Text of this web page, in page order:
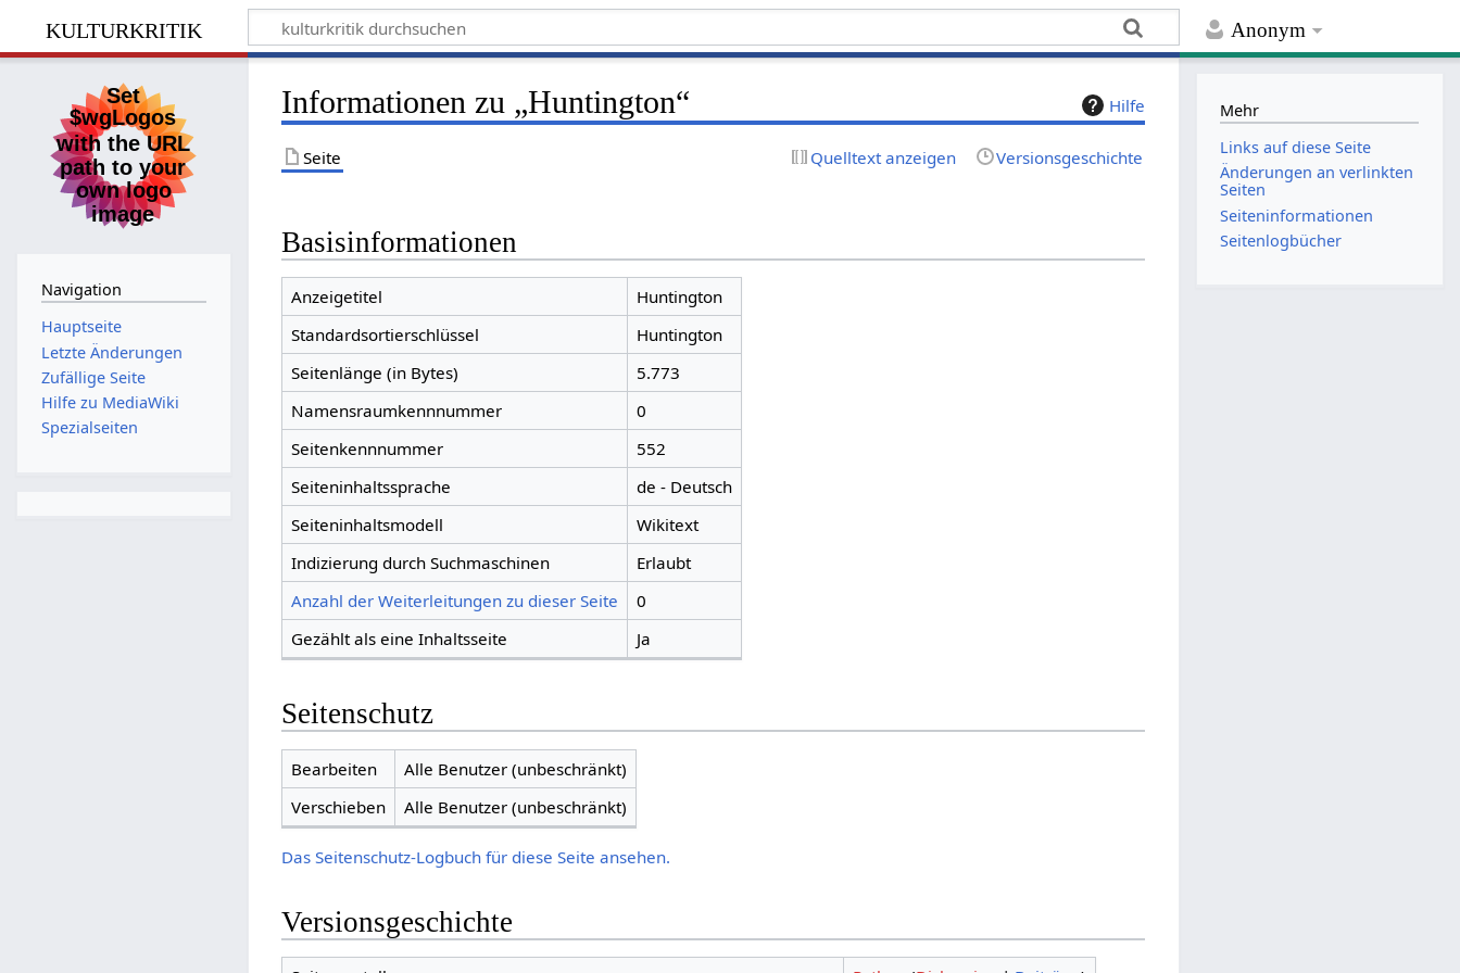
Anonym
kulturkritik
Hilfe
Informationen zu „Huntington“
Seite Quelltext anzeigen Versionsgeschichte
Basisinformationen
Anzeigetitel
Huntington
Standardsortierschlüssel
Huntington
Seitenlänge (in Bytes)
5.773
Namensraumkennnummer
0
Seitenkennnummer
552
Seiteninhaltssprache
de - Deutsch
Seiteninhaltsmodell
Wikitext
Indizierung durch Suchmaschinen
Erlaubt
Anzahl der Weiterleitungen zu dieser Seite
0
Gezählt als eine Inhaltsseite
Ja
Seitenschutz
Bearbeiten
Alle Benutzer (unbeschränkt)
Verschieben
Alle Benutzer (unbeschränkt)
Das Seitenschutz-Logbuch für diese Seite ansehen.
Versionsgeschichte
Navigation
Hauptseite
Letzte Änderungen
Zufällige Seite
Hilfe zu MediaWiki
Spezialseiten
Mehr
Links auf diese Seite
Änderungen an verlinkten
Seiten
Seiten­­informationen
Seitenlogbücher